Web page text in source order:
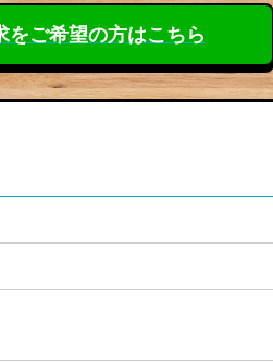
をご希望の方はこちら